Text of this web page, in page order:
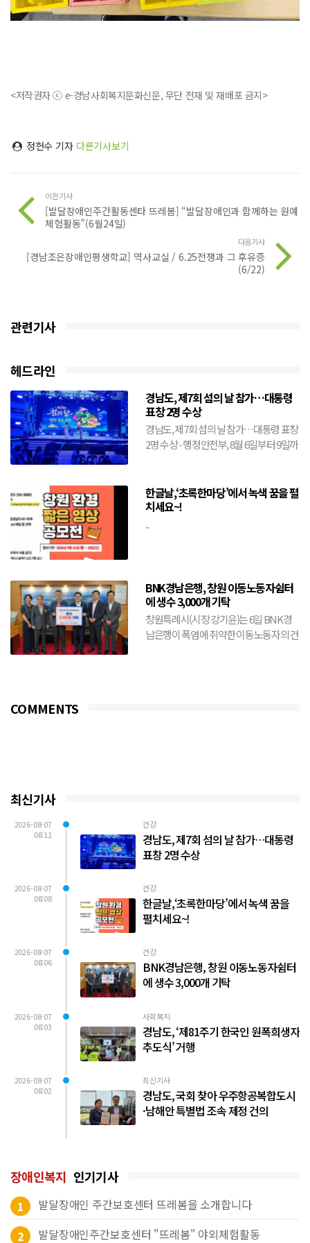
<저작권자 ⓒ e-경남사회복지문화신문, 무단 전재 및 재배포 금지>
정헌수 기자 다른기사보기
이전기사
[발달장애인주간활동센타 뜨레봄] “발달장애인과 함께하는 원예
체험활동”(6월24일)
다음기사
[경남조은장애인평생학교] 역사교실 / 6.25전쟁과 그 후유증
(6/22)
관련기사
헤드라인
경남도, 제7회 섬의 날 참가…대통령
표창 2명 수상
경남도, 제7회 섬의 날 참가…대통령 표창
2명 수상 - 행정안전부, 8월 6일부터 9일까
한글날,‘초록한마당’에서 녹색 꿈을 펼
치세요~!
...
BNK경남은행, 창원 이동노동자쉼터
에 생수 3,000개 기탁
창원특례시(시장 강기윤)는 6일 BNK경
남은행이 폭염에 취약한 이동노동자의 건
COMMENTS
최신기사
2026-08-07
08:11
건강
경남도, 제7회 섬의 날 참가…대통령
표창 2명 수상
2026-08-07
08:08
건강
한글날,‘초록한마당’에서 녹색 꿈을
펼치세요~!
2026-08-07
08:06
건강
BNK경남은행, 창원 이동노동자쉼터
에 생수 3,000개 기탁
2026-08-07
08:03
사회복지
경남도, ‘제81주기 한국인 원폭희생자
추도식’ 거행
2026-08-07
08:02
최신기사
경남도, 국회 찾아 우주항공복합도시
·남해안 특별법 조속 제정 건의
장애인복지 인기기사
1
발달장애인 주간보호센터 뜨레봄을 소개합니다
2
발달장애인주간보호센터 "뜨레봄" 야외체험활동